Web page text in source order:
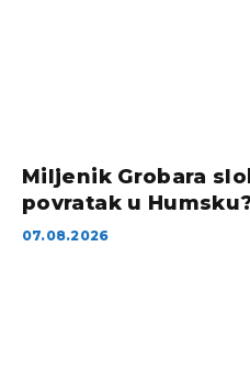
Miljenik Grobara
povratak u
07.08.2026